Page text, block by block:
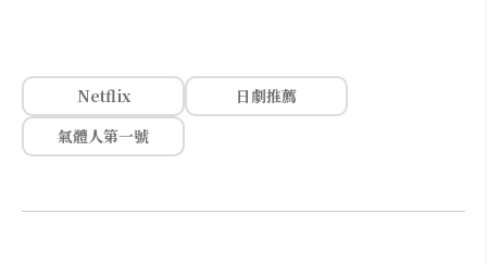
Netflix
日劇推薦
氣體人第一號